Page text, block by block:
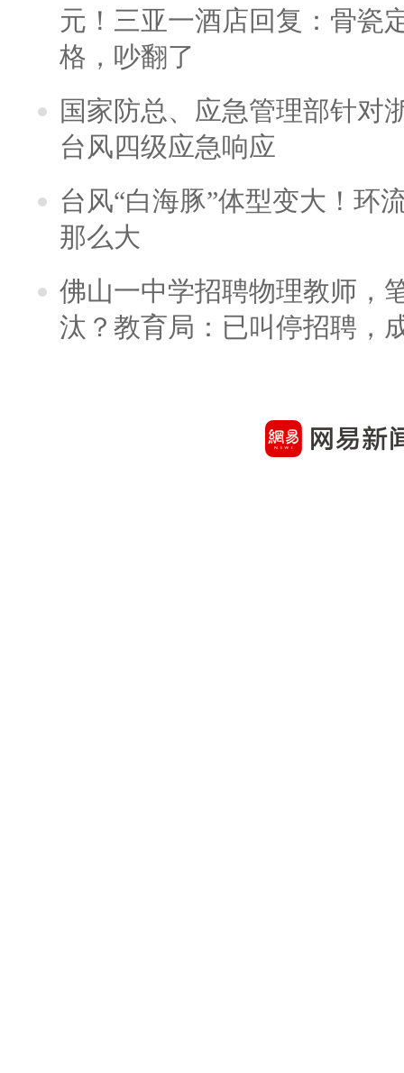
元！三亚一酒店回复：骨瓷
格，吵翻了
国家防总、应急管理部针对
台风四级应急响应
台风“白海豚”体型变大！环
那么大
佛山一中学招聘物理教师，
汰？教育局：已叫停招聘，